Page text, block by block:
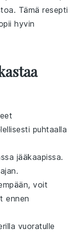
. Tämäresepti
hyvin
puhtaalla
jääkaapissa.
voit
ennen
vuoratulle